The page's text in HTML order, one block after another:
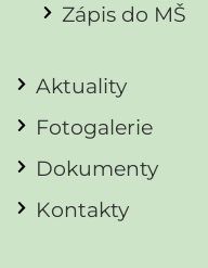
Zápis do MŠ
Aktuality
Fotogalerie
Dokumenty
Kontakty